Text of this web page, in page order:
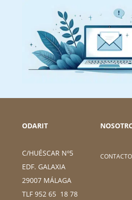
ODARIT
C/HUÉSCAR Nº5
EDF. GALAXIA
29007 MÁLAGA
TLF 952 65 18 78
CONTACTO